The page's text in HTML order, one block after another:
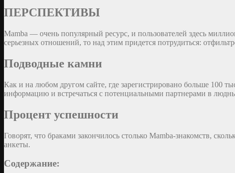
ПЕРСПЕКТИВЫ
Mamba — очень популярный ресурс, и пользователей здесь
серьезных отношений, то над этим придется потрудиться:
Подводные камни
Как и на любом другом сайте, где зарегистрировано больше 100
информацию и встречаться с потенциальными партнерами в
Процент успешности
Говорят, что браками закончилось столько Mamba-знакомств,
анкеты.
Содержание: